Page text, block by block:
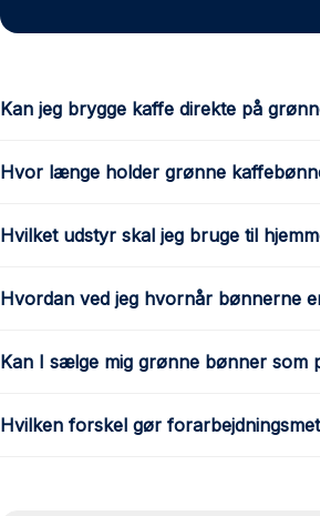
Kan jeg brygge kaffe direkte på
Hvor længe holder grønne
Hvilket udstyr skal jeg bruge til
Hvordan ved jeg hvornår bønnerne
Kan I sælge mig grønne bønner som
Hvilken forskel gør